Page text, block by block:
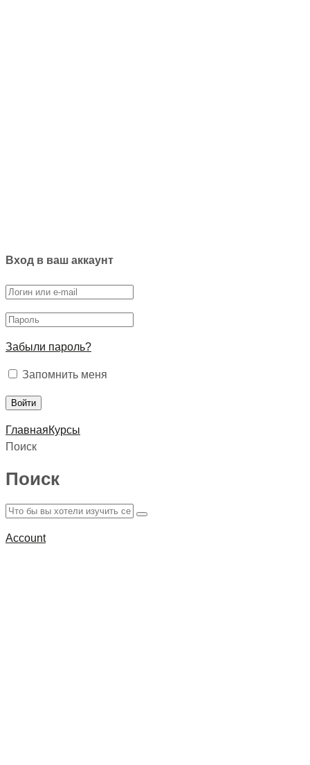
Вход в ваш аккаунт
Забыли пароль?
Запомнить меня
ГлавнаяКурсы
Поиск
Поиск
Account